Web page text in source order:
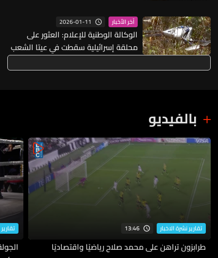
آخر الأخبار 2026-01-11
الوكالة الوطنية للإعلام: العثور على
محلقة إسرائيلية سقطت في عيتا الشعب
بالفيديو
تقارير نشرة الاخبار 13:46
طرابزون تراهن على محمد صلاح رياضيًا واقتصاديًا